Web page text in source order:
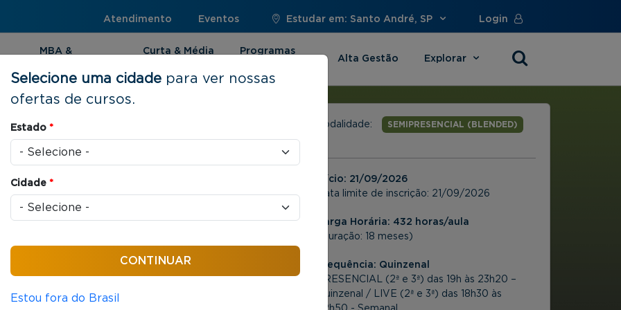
Atendimento Eventos Estudar em: Santo André, SP Login
MBA &
Curta & Média
Programas
Alta Gestão Explorar
Modalidade: SEMIPRESENCIAL (BLENDED)
Início: 21/09/2026
Data limite de inscrição: 21/09/2026
Carga Horária: 432 horas/aula
(Duração: 18 meses)
Frequência: Quinzenal
PRESENCIAL (2ª e 3ª) das 19h às 23h20 –
Quinzenal / LIVE (2ª e 3ª) das 18h30 às
de Projetos
/ aula
Gerenciamento
Selecione uma cidade para ver nossas
ofertas de cursos.
Estado *
Cidade *
Estou fora do Brasil